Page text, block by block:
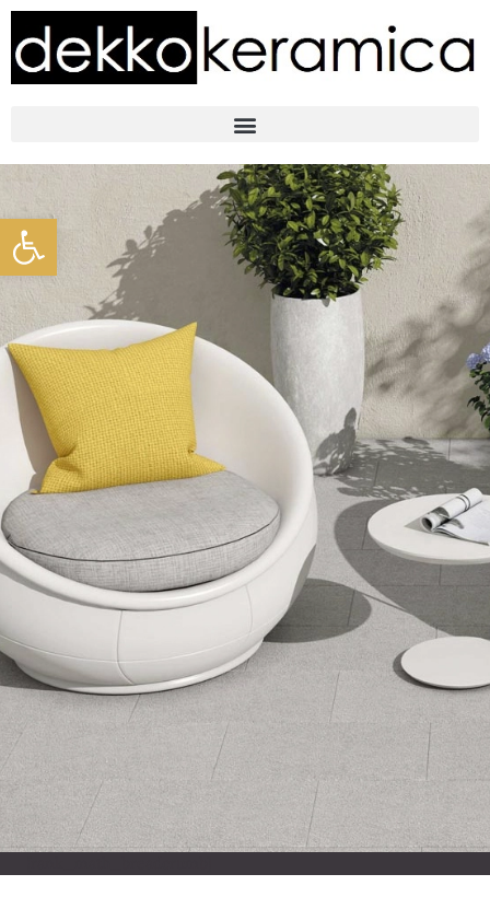
Abrir barra de herramientas